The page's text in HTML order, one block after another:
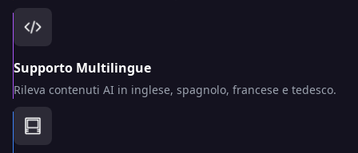
Supporto Multilingue
Rileva contenuti AI in inglese, spagnolo, francese e tedesco.